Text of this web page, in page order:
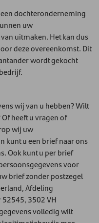
dochteronderneming
uw
uitmaken. Het kan dus
deze overeenkomst. Dit
wordt gekocht
wij van u hebben? Wilt
heeft u vragen of
wij uw
kunt u een brief naar ons
Ook kunt u per brief
voor
brief zonder postzegel
Afdeling
3502 VH
volledig wilt